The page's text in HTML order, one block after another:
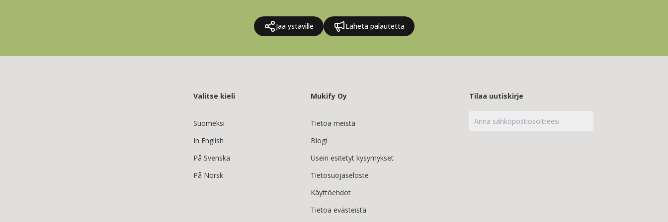
Jaa ystäville Lähetä palautetta
Valitse kieli
Suomeksi
In English
På Svenska
På Norsk
Mukify Oy
Tietoa meistä
Blogi
Usein esitetyt kysymykset
Tietosuojaseloste
Käyttöehdot
Tietoa evästeistä
Tilaa uutiskirje